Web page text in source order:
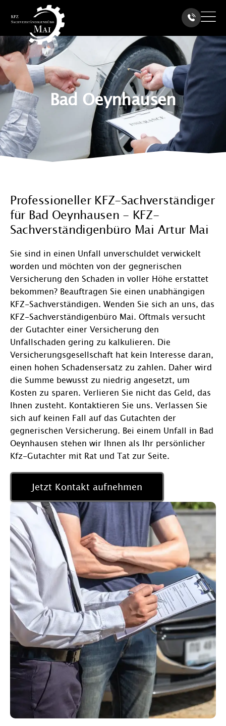
Bad Oeynhausen
Professioneller KFZ-Sachverständiger
für Bad Oeynhausen - KFZ-
Sachverständigenbüro Mai Artur Mai
Sie sind in einen Unfall unverschuldet verwickelt
worden und möchten von der gegnerischen
Versicherung den Schaden in voller Höhe erstattet
bekommen? Beauftragen Sie einen unabhängigen
KFZ-Sachverständigen. Wenden Sie sich an uns, das
KFZ-Sachverständigenbüro Mai. Oftmals versucht
der Gutachter einer Versicherung den
Unfallschaden gering zu kalkulieren. Die
Versicherungsgesellschaft hat kein Interesse daran,
einen hohen Schadensersatz zu zahlen. Daher wird
die Summe bewusst zu niedrig angesetzt, um
Kosten zu sparen. Verlieren Sie nicht das Geld, das
Ihnen zusteht. Kontaktieren Sie uns. Verlassen Sie
sich auf keinen Fall auf das Gutachten der
gegnerischen Versicherung. Bei einem Unfall in Bad
Oeynhausen stehen wir Ihnen als Ihr persönlicher
Kfz-Gutachter mit Rat und Tat zur Seite.
Jetzt Kontakt aufnehmen